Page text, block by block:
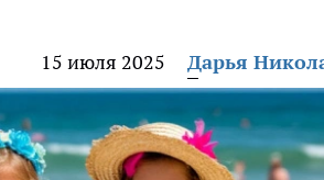
15 июля 2025 Дарья